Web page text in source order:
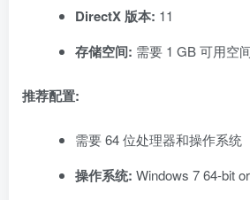
DirectX 版本: 11
存储空间: 需要 1 GB 可用空
推荐配置:
需要 64 位处理器和操作系统
操作系统: Windows 7 64-bit